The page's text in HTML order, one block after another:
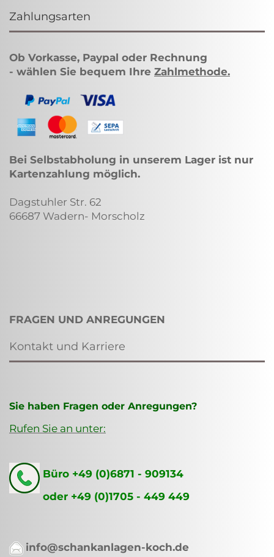
Zahlungsarten
Ob Vorkasse, Paypal oder Rechnung
- wählen Sie bequem Ihre Zahlmethode.
Bei Selbstabholung in unserem Lager ist nur
Kartenzahlung möglich.
Dagstuhler Str. 62
66687 Wadern- Morscholz
FRAGEN UND ANREGUNGEN
Kontakt und Karriere
Sie haben Fragen oder Anregungen?
Rufen Sie an unter:
Büro +49 (0)6871 - 909134
oder +49 (0)1705 - 449 449
info@schankanlagen-koch.de